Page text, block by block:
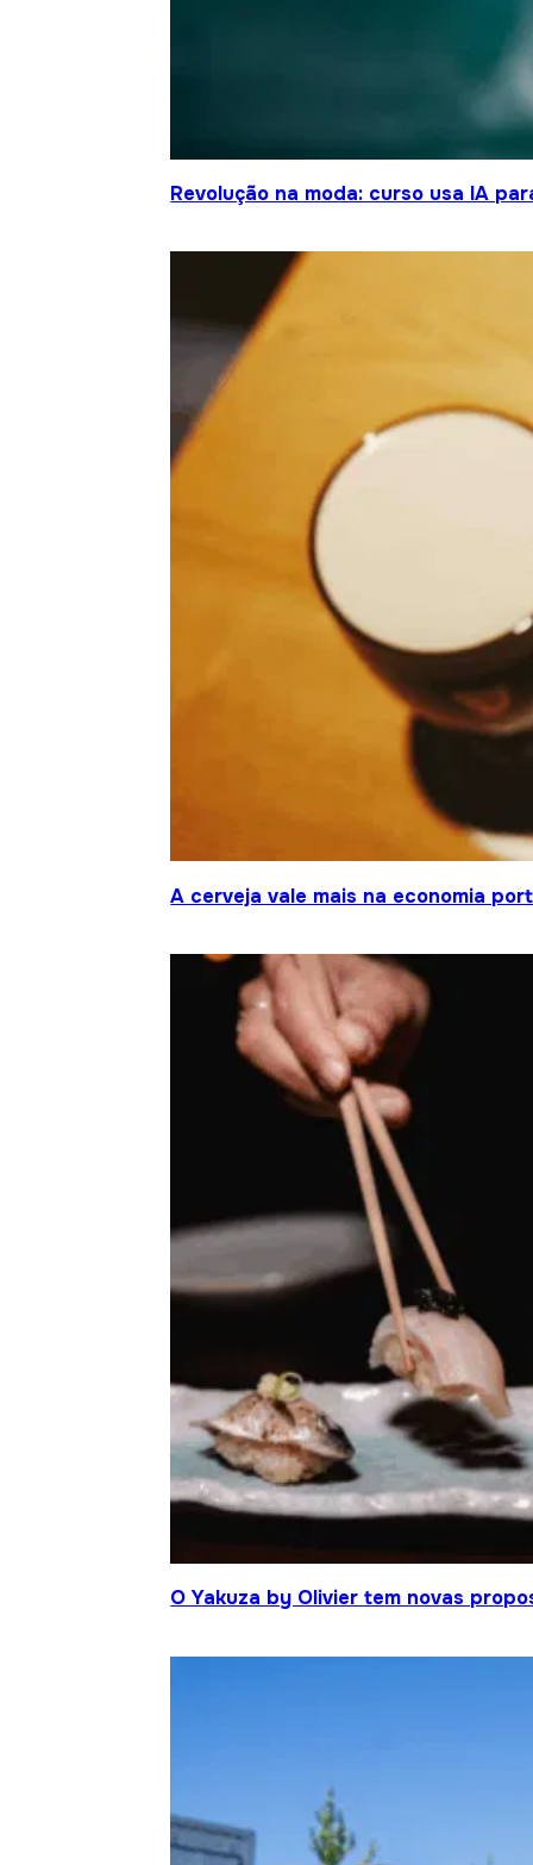
Revolução na moda: curso usa IA
A cerveja vale mais na economia
O Yakuza by Olivier tem novas